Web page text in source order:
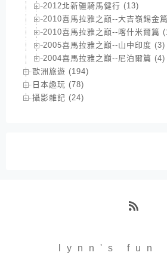
2012北新疆騎馬健行 (13)
2010喜馬拉雅之巔--大吉嶺錫金
2010喜馬拉雅之巔--喀什米爾篇
2005喜馬拉雅之巔--山中印度 (3)
2004喜馬拉雅之巔--尼泊爾篇 (4)
歐洲旅遊 (194)
日本趣玩 (78)
攝影雜記 (24)
lynn's fun